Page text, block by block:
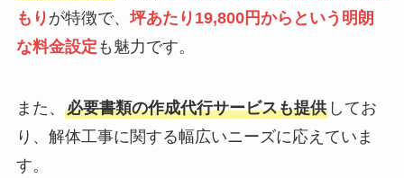
もり が特徴で、坪あたり19,800円からという明朗
な料金設定 も魅力です。
また、 必要書類の作成代行サービスも提供してお
り、解体工事に関する幅広いニーズに応えていま
す。